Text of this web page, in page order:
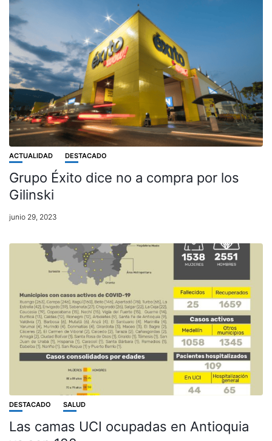
ACTUALIDAD DESTACADO
Grupo Éxito dice no a compra por los
Gilinski
junio 29, 2023
DESTACADO SALUD
Las camas UCI ocupadas en Antioquia